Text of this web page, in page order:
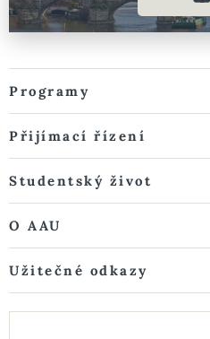
Programy
Přijímací řízení
Studentský život
O AAU
Užitečné odkazy